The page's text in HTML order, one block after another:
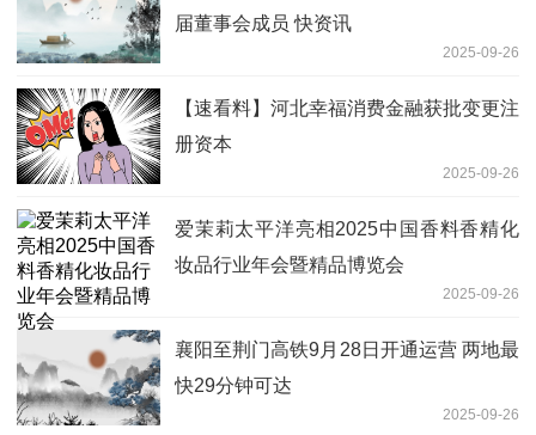
届董事会成员 快资讯
2025-09-26
【速看料】河北幸福消费金融获批变更注
册资本
2025-09-26
爱茉莉太平洋亮相2025中国香料香精化
妆品行业年会暨精品博览会
2025-09-26
襄阳至荆门高铁9月28日开通运营 两地最
快29分钟可达
2025-09-26